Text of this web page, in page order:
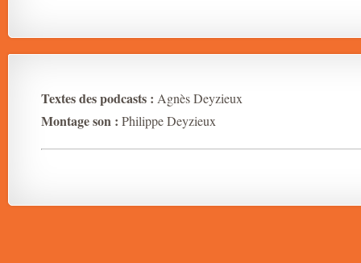
Textes des podcasts : Agnès Deyzieux
Montage son : Philippe Deyzieux